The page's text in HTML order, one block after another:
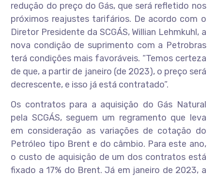
redução do preço do Gás, que será refletido nos
próximos reajustes tarifários. De acordo com o
Diretor Presidente da SCGÁS, Willian Lehmkuhl, a
nova condição de suprimento com a Petrobras
terá condições mais favoráveis. “Temos certeza
de que, a partir de janeiro (de 2023), o preço será
decrescente, e isso já está contratado”.
Os contratos para a aquisição do Gás Natural
pela SCGÁS, seguem um regramento que leva
em consideração as variações de cotação do
Petróleo tipo Brent e do câmbio. Para este ano,
o custo de aquisição de um dos contratos está
fixado a 17% do Brent. Já em janeiro de 2023, a